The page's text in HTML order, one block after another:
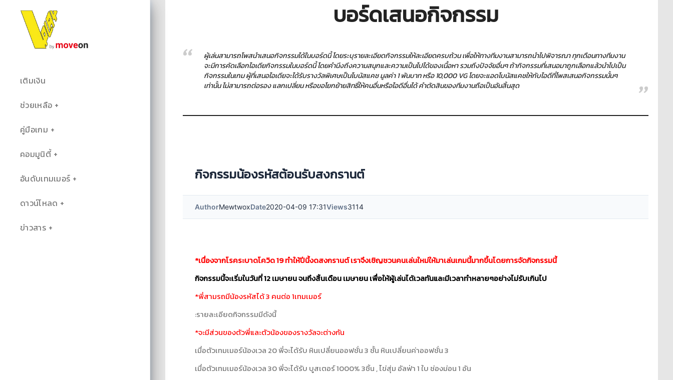
เติมเงิน
ช่วยเหลือ
คู่มือเกม
คอมมูนิตี้
อันดับเทมเมอร์
ดาวน์โหลด
ข่าวสาร
บอร์ดเสนอกิจกรรม
ผู้เล่นสามารถโพสนำเสนอกิจกรรมได้ในบอร์ดนี้ โดยระบุรายละเอียดกิจกรรมให้ละเอียดครบถ้วน เพื่อให้ทางทีมงานสามารถนำไปพิจารณา ทุกเดือนทางทีมงาน
จะมีการคัดเลือกไอเดียกิจกรรมในบอร์ดนี้ โดยคำนึงถึงความสนุกและความเป็นไปได้ของเนื้อหา รวมถึงปัจจัยอื่นๆ ถ้ากิจกรรมที่เสนอมาถูกเลือกแล้วนำไปเป็น
กิจกรรมในเกม ผู้ที่เสนอไอเดียจะได้รับรางวัลพิเศษเป็นโบนัสแคช มูลค่า 1 พันบาท หรือ 10,000 VG โดยจะแอดโบนัสแคชให้กับไอดีที่โพสเสนอกิจกรรมนั้นๆ
เท่านั้น ไม่สามารถต่อรอง แลกเปลี่ยน หรือขอโยกย้ายสิทธิ์ให้คนอื่นหรือไอดีอื่นได้ คำตัดสินของทีมงานถือเป็นอันสิ้นสุด
กิจกรรมน้องรหัสต้อนรับสงกรานต์
AuthorMewtwoxDate2020-04-09 17:31Views3114
*เนื่องจากโรคระบาดโควิด 19 ทำให้ปีนี้งดสงกรานต์ เราจึงเชิญชวนคนเล่นใหม่ให้มาเล่นเกมนี้มากขึ้นโดยการจัดกิจกรรมนี้
กิจกรรมนี้จะเริ่มในวันที่ 12เมษายน จนถึงสิ้นเดือน เมษายน เพื่อให้ผู้เล่นได้เวลทันและมีเวลาทำหลายๆอย่างไม่รับเกินไป
*พี่สามรถมีน้องรหัสได้ 3 คนต่อ 1เทมเมอร์
:รายละเอียดกิจกรรมมีดังนี้
*จะมีส่วนของตัวพี่และตัวน้องของรางวัลจะต่างกัน
เมื่อตัวเทมเมอร์น้องเวล 20 พี่จะได้รับ หินเปลี่ยนออฟชั่น 3 ชั้น หินเปลี่ยนค่าออฟชั่น 3
เมื่อตัวเทมเมอร์น้องเวล 30 พี่จะได้รับ บูสเตอร์ 1000% 3ชิ้น , ไข่สุ่ม อัลฟ่า 1 ใบ ช่องม่อน 1 อัน